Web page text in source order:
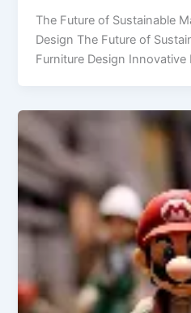
The Future of Sustainable
Design The Future of
Furniture Design Innovative